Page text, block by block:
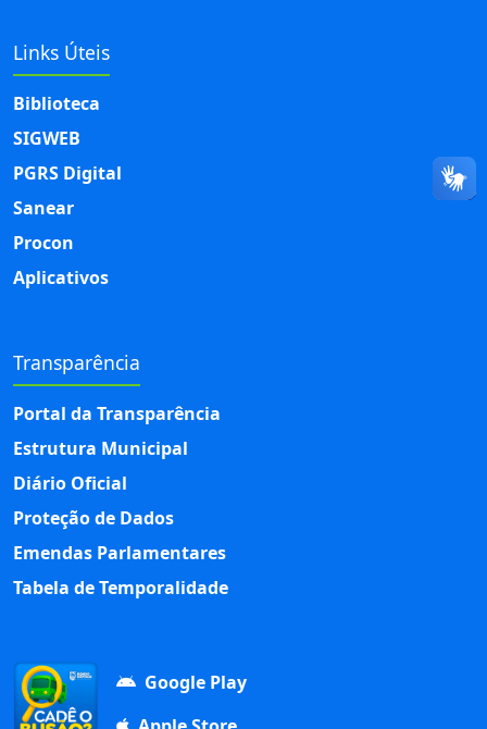
Links Úteis
Biblioteca
SIGWEB
PGRS Digital
Sanear
Procon
Aplicativos
Transparência
Portal da Transparência
Estrutura Municipal
Diário Oficial
Proteção de Dados
Emendas Parlamentares
Tabela de Temporalidade
Google Play